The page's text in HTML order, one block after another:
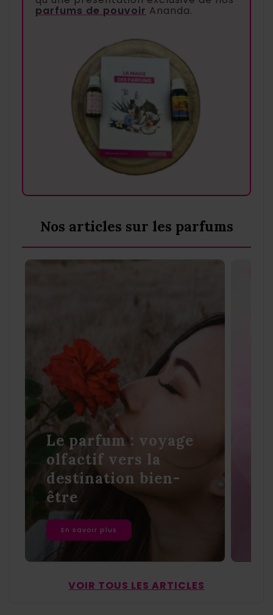
parfums de pouvoir Ananda.
Nos articles sur les parfums
Le parfum : voyage
olfactif vers la
destination bien-
être
En savoir plus
VOIR TOUS LES ARTICLES